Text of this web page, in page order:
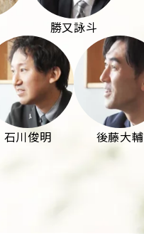
勝又詠斗
石川俊明 後藤大輔